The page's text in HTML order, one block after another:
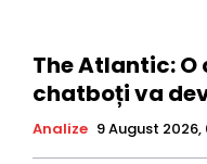
The Atlantic:
chatboți va
Analize 9 August 2026,